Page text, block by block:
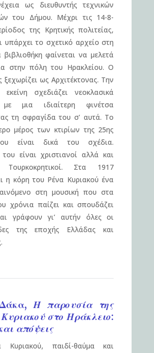
ως διευθυντής τεχνικών
του Δήμου. Μέχρι τις 14-8-
της Κρητικής πολιτείας,
υπάρχει το σχετικό αρχείο στη
βιβλιοθήκη φαίνεται να μελετά
στην πόλη του Ηρακλείου. Ο
ξεχωρίζει ως Αρχιτέκτονας. Την
εκείνη σχεδιάζει νεοκλασικά
με μια ιδιαίτερη φινέτσα
τη σφραγίδα του σ’ αυτά. Το
μέρος των κτιρίων της 25ης
είναι δικά του σχέδια.
του είναι χριστιανοί αλλά και
Τουρκοκρητικοί. Στα 1917
η κόρη του Ρένα Κυριακού ένα
στη μουσική που στα
χρόνια παίζει και σπουδάζει
γράφουν γι’ αυτήν όλες οι
της εποχής Ελλάδας και
Η παρουσία της
στο Ηράκλειο:
απόψεις
παιδί-θαύμα και